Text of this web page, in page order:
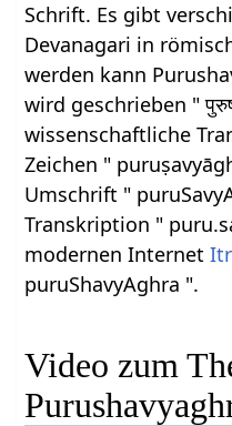
Schrift. Es gibt
Devanagari in
werden kann
wird geschrieben "
wissenschaftliche
Zeichen "
Umschrift "
Transkription "
modernen Internet
puruShavyAghra ".
Video zum